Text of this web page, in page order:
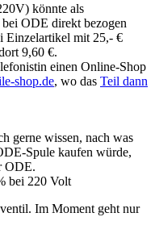
könnte als
ODE direkt bezogen
Einzelartikel mit 25,- €
9,60 €.
einen Online-Shop
shop.de, wo das Teil dann
gerne wissen, nach was
Spule kaufen würde,
ODE.
bei 220 Volt
Im Moment geht nur